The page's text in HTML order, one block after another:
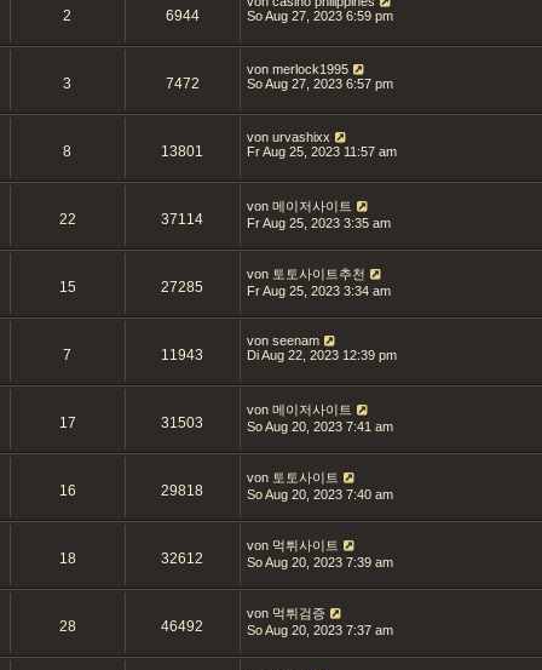
2 6944
So Aug 27, 2023 6:59 pm
3 7472
von merlock1995
So Aug 27, 2023 6:57 pm
8 13801
von urvashixx
Fr Aug 25, 2023 11:57 am
22 37114
von 메이저사이트
Fr Aug 25, 2023 3:35 am
15 27285
von 토토사이트추천
Fr Aug 25, 2023 3:34 am
7 11943
von seenam
Di Aug 22, 2023 12:39 pm
17 31503
von 메이저사이트
So Aug 20, 2023 7:41 am
16 29818
von 토토사이트
So Aug 20, 2023 7:40 am
18 32612
von 먹튀사이트
So Aug 20, 2023 7:39 am
28 46492
von 먹튀검증
So Aug 20, 2023 7:37 am